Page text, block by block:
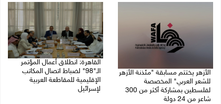
الأزهر يختتم مسابقة "مئذنة الأزهر
للشعر العربي" المخصصة
لفلسطين بمشاركة أكثر من 300
شاعر من 24 دولة
القاهرة: انطلاق أعمال المؤتمر
الـ"98" لضباط اتصال المكاتب
الإقليمية للمقاطعة العربية
لإسرائيل